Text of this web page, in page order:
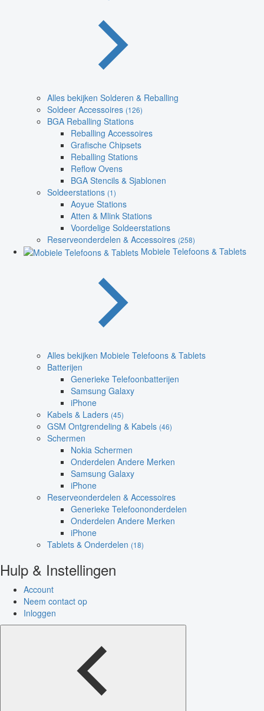
Alles bekijken Solderen & Reballing
Soldeer Accessoires (126)
BGA Reballing Stations
Reballing Accessoires
Grafische Chipsets
Reballing Stations
Reflow Ovens
BGA Stencils & Sjablonen
Soldeerstations (1)
Aoyue Stations
Atten & Mlink Stations
Voordelige Soldeerstations
Reserveonderdelen & Accessoires (258)
Mobiele Telefoons & Tablets
Alles bekijken Mobiele Telefoons & Tablets
Batterijen
Generieke Telefoonbatterijen
Samsung Galaxy
iPhone
Kabels & Laders (45)
GSM Ontgrendeling & Kabels (46)
Schermen
Nokia Schermen
Onderdelen Andere Merken
Samsung Galaxy
iPhone
Reserveonderdelen & Accessoires
Generieke Telefoononderdelen
Onderdelen Andere Merken
iPhone
Tablets & Onderdelen (18)
Hulp & Instellingen
Account
Neem contact op
Inloggen